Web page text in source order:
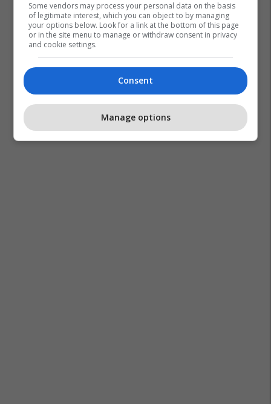
Pentagoni
Some vendors may process your personal data on the basis
of legitimate interest, which you can object to by managing
your options below. Look for a link at the bottom of this page
or in the site menu to manage or withdraw consent in privacy
and cookie settings.
Consent
Manage options